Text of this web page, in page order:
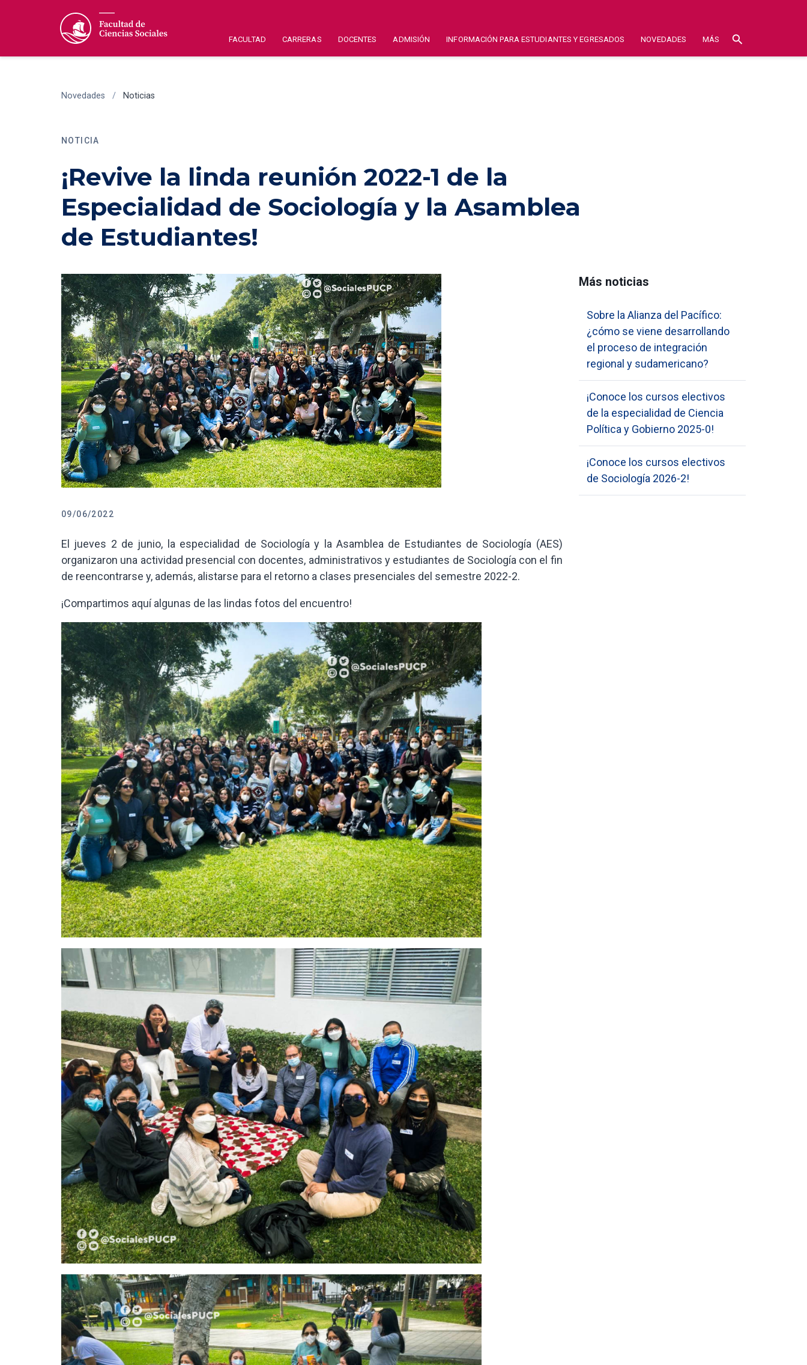
FACULTAD CARRERAS DOCENTES ADMISIÓN INFORMACIÓN PARA ESTUDIANTES Y EGRESADOS NOVEDADES MÁS search
Novedades / Noticias
NOTICIA
¡Revive la linda reunión 2022-1 de la
Especialidad de Sociología y la Asamblea
de Estudiantes!
09/06/2022
El jueves 2 de junio, la especialidad de Sociología y la Asamblea de Estudiantes de Sociología (AES)
organizaron una actividad presencial con docentes, administrativos y estudiantes de Sociología con el fin
de reencontrarse y, además, alistarse para el retorno a clases presenciales del semestre 2022-2.
¡Compartimos aquí algunas de las lindas fotos del encuentro!
Más noticias
Sobre la Alianza del Pacífico:
¿cómo se viene desarrollando
el proceso de integración
regional y sudamericano?
¡Conoce los cursos electivos
de la especialidad de Ciencia
Política y Gobierno 2025-0!
¡Conoce los cursos electivos
de Sociología 2026-2!